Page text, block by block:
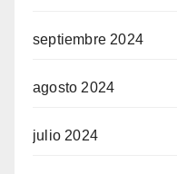
septiembre 2024
agosto 2024
julio 2024